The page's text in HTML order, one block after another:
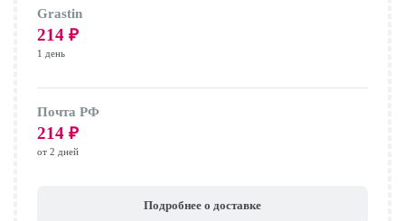
Grastin
214 ₽
1 день
Почта РФ
214 ₽
от 2 дней
Подробнее о доставке